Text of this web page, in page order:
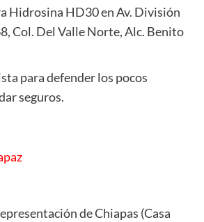
Hidrosina HD30 en Av. División
Col. Del Valle Norte, Alc. Benito
para defender los pocos
seguros.
de Chiapas (Casa